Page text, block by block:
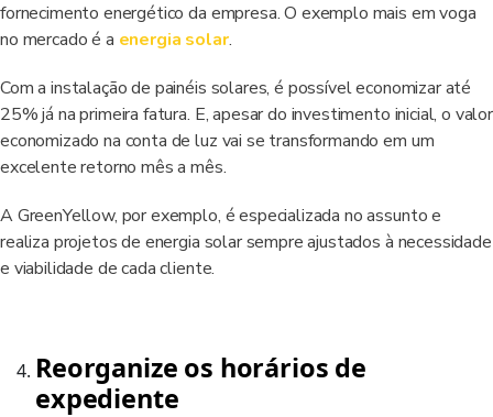
fornecimento energético da empresa. O exemplo mais em voga
no mercado é a energia solar.
Com a instalação de painéis solares, é possível economizar até
25% já na primeira fatura. E, apesar do investimento inicial, o valor
economizado na conta de luz vai se transformando em um
excelente retorno mês a mês.
A GreenYellow, por exemplo, é especializada no assunto e
realiza projetos de energia solar sempre ajustados à necessidade
e viabilidade de cada cliente.
Reorganize os horários de
expediente